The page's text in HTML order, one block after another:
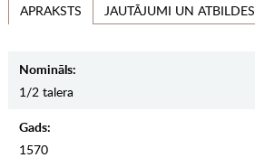
APRAKSTS JAUTĀJUMI UN ATBILDES
Nomināls:
1/2 talera
Gads:
1570